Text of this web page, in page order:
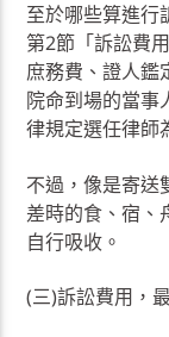
至於哪些算進行
第2節「訴訟費
庶務費、證人鑑
院命到場的當事
律規定選任律師
不過，像是寄送
差時的食、宿、
自行吸收。
(三)訴訟費用，